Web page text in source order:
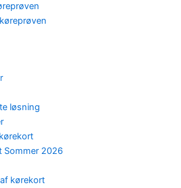
løsning
Sommer 2026
kørekort